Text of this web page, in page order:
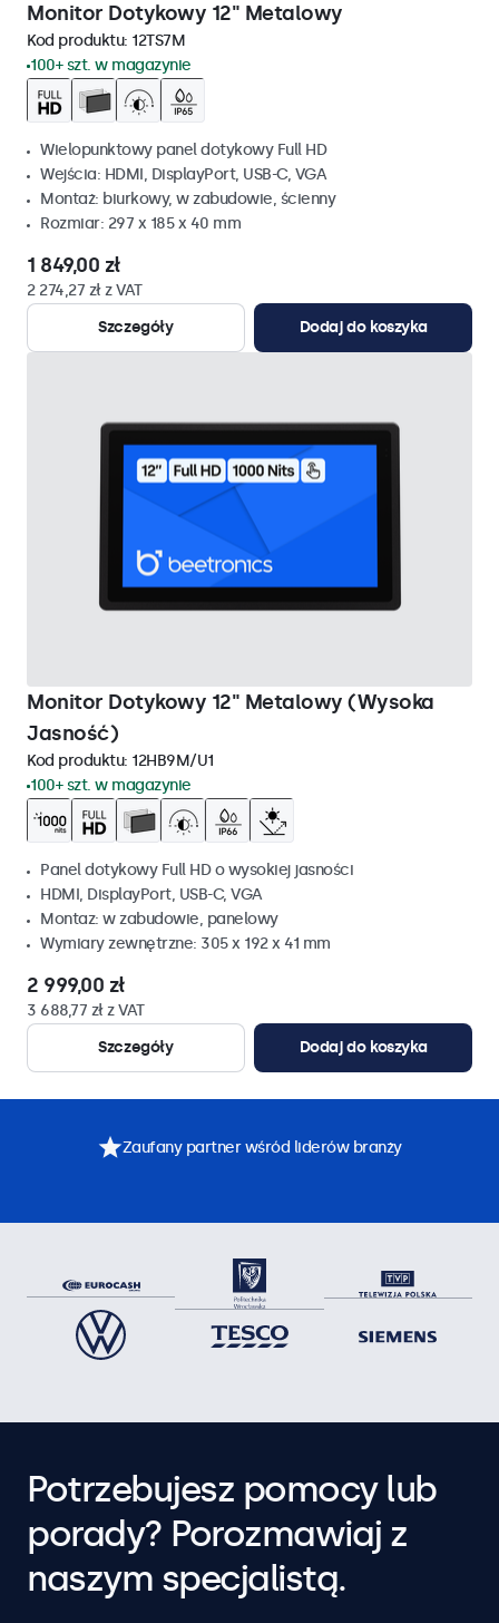
Monitor Dotykowy 12" Metalowy
Kod produktu: 12TS7M
100+ szt. w magazynie
Wielopunktowy panel dotykowy Full HD
Wejścia: HDMI, DisplayPort, USB-C, VGA
Montaż: biurkowy, w zabudowie, ścienny
Rozmiar: 297 x 185 x 40 mm
1 849,00 zł
2 274,27 zł z VAT
Szczegóły
Dodaj do koszyka
Monitor Dotykowy 12" Metalowy (Wysoka
Jasność)
Kod produktu: 12HB9M/U1
100+ szt. w magazynie
Panel dotykowy Full HD o wysokiej jasności
HDMI, DisplayPort, USB-C, VGA
Montaz: w zabudowie, panelowy
Wymiary zewnętrzne: 305 x 192 x 41 mm
2 999,00 zł
3 688,77 zł z VAT
Szczegóły
Dodaj do koszyka
Zaufany partner wśród liderów branży
Potrzebujesz pomocy lub
porady? Porozmawiaj z
naszym specjalistą.